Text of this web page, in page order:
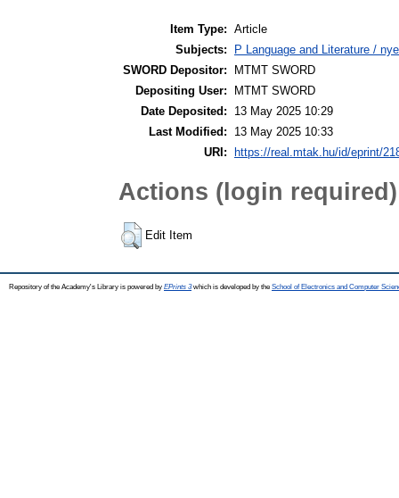
Item Type: Article
Subjects:
P Language and Literature /
SWORD Depositor:
MTMT SWORD
Depositing User:
MTMT SWORD
Date Deposited:
13 May 2025 10:29
Last Modified:
13 May 2025 10:33
URI:
https://real.mtak.hu/id/eprint/
Actions (login required)
Edit Item
Repository of the Academy's Library is powered by EPrints 3which is developed by the School of Electronics and Computer